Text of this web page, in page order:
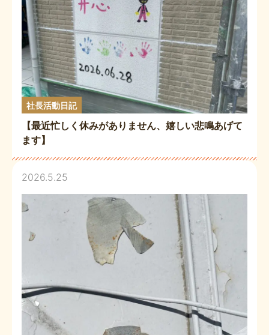
社長活動日記
【最近忙しく休みがありません、嬉しい悲鳴あげて
ます】
2026.5.25